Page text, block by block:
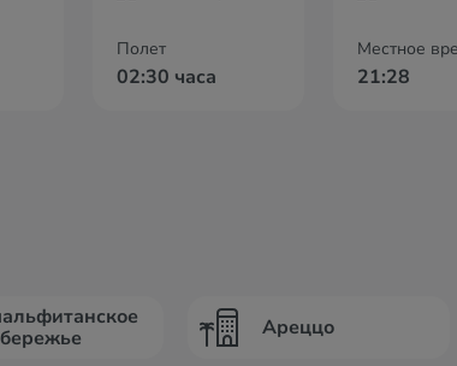
Полет
02:30 часа
Местное
21:28
Ареццо